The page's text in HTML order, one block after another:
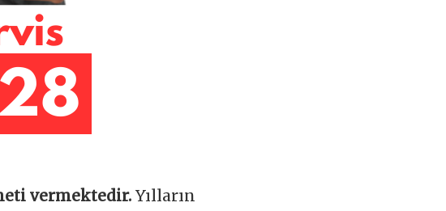
vermektedir. Yılların